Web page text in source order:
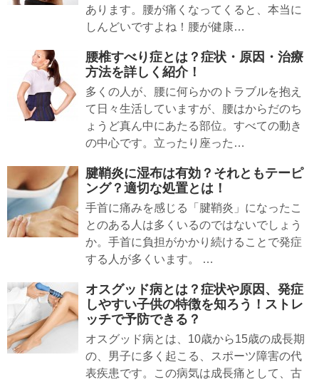
あります。腰が痛くなってくると、本当に
しんどいですよね！腰が健康…
腰椎すべり症とは？症状・原因・治療
方法を詳しく紹介！
多くの人が、腰に何らかのトラブルを抱え
て日々生活していますが、腰はからだのち
ょうど真ん中にあたる部位。すべての動き
の中心です。立ったり座った…
腱鞘炎に湿布は有効？それともテーピ
ング？適切な処置とは！
手首に痛みを感じる「腱鞘炎」になったこ
とのある人は多くいるのではないでしょう
か。手首に負担がかかり続けることで発症
する人が多くいます。 …
オスグッド病とは？症状や原因、発症
しやすい子供の特徴を知ろう！ストレ
ッチで予防できる？
オスグッド病とは、10歳から15歳の成長期
の、男子に多く起こる、スポーツ障害の代
表疾患です。この病気は成長痛として、古